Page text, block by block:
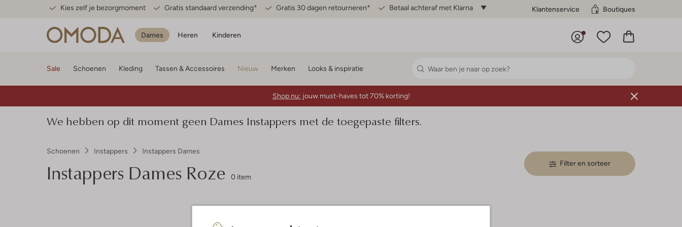
Kies zelf je bezorgmoment Gratis standaard verzending* Gratis 30 dagen retourneren* Betaal achteraf met Klarna Klantenservice Boutiques
Dames Heren Kinderen
Sale Schoenen Kleding Tassen & Accessoires Nieuw Merken Looks & inspiratie
Shop nu: jouw must-haves tot 70% korting!
We hebben op dit moment geen Dames Instappers met de toegepaste filters.
Schoenen Instappers Instappers Dames
Instappers Dames Roze 0 item
Filter en sorteer